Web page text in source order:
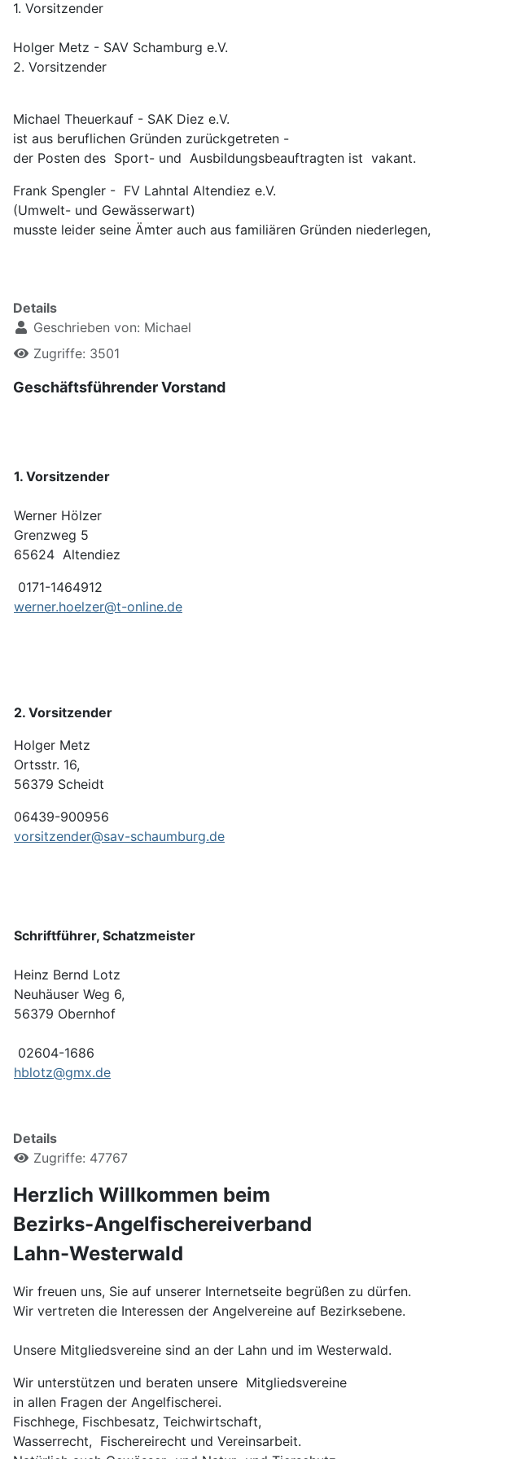
1. Vorsitzender
Holger Metz - SAV Schamburg e.V.
2. Vorsitzender
Michael Theuerkauf - SAK Diez e.V.
ist aus beruflichen Gründen zurückgetreten -
der Posten des Sport- und Ausbildungsbeauftragten ist vakant.
Frank Spengler - FV Lahntal Altendiez e.V.
(Umwelt- und Gewässerwart)
musste leider seine Ämter auch aus familiären Gründen niederlegen,
Details
Geschrieben von: Michael
Zugriffe: 3501
Geschäftsführender Vorstand
1. Vorsitzender
Werner Hölzer
Grenzweg 5
65624 Altendiez
0171-1464912
werner.hoelzer@t-online.de
2. Vorsitzender
Holger Metz
Ortsstr. 16,
56379 Scheidt
06439-900956
vorsitzender@sav-schaumburg.de
Schriftführer, Schatzmeister
Heinz Bernd Lotz
Neuhäuser Weg 6,
56379 Obernhof
02604-1686
hblotz@gmx.de
Details
Zugriffe: 47767
Herzlich Willkommen beim
Bezirks-Angelfischereiverband
Lahn-Westerwald
Wir freuen uns, Sie auf unserer Internetseite begrüßen zu dürfen.
Wir vertreten die Interessen der Angelvereine auf Bezirksebene.
Unsere Mitgliedsvereine sind an der Lahn und im Westerwald.
Wir unterstützen und beraten unsere Mitgliedsvereine
in allen Fragen der Angelfischerei.
Fischhege, Fischbesatz, Teichwirtschaft,
Wasserrecht, Fischereirecht und Vereinsarbeit.